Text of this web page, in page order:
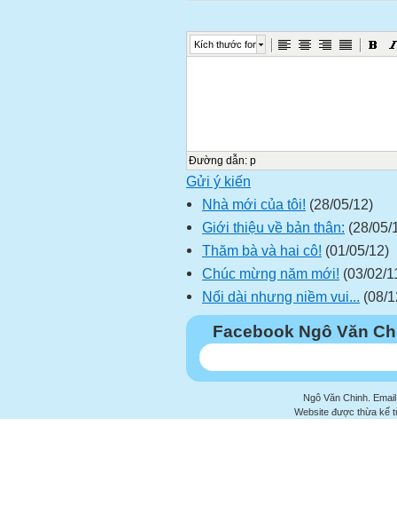
Kích thước font
Đường dẫn: p
Gửi ý kiến
Nhà mới của tôi! (28/05/12)
Giới thiệu về bản thân: (28/05/
Thăm bà và hai cô! (01/05/12)
Chúc mừng năm mới! (03/02/
Nối dài nhưng niềm vui...
(08/
Facebook Ngô Văn
Ngô Văn Chinh.
Website được thừa kế